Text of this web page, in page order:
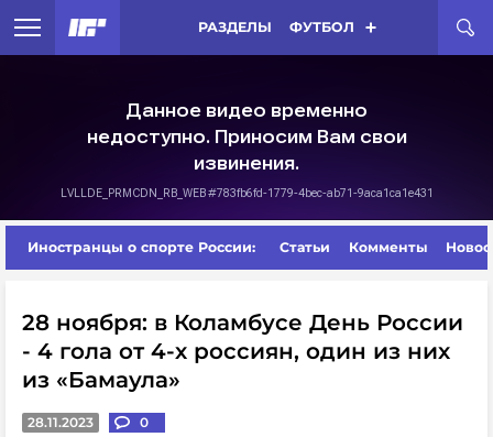
РАЗДЕЛЫ ФУТБОЛ
Иностранцы о спорте России: Статьи Комменты
28 ноября: в Коламбусе День России
- 4 гола от 4-х россиян, один из них
из «Бамаула»
28.11.2023 0